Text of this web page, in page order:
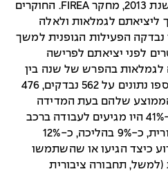
לגמלאות בפינלנד שהחל בשנת 2013, מחקר FIREA. החוקרים
ליציאתם לגמלאות ולאלה
הפעילות הגופנית למשך
לפני יציאתם לפרישה
לגמלאות בהפרש של שנה בין
שתי המדידות. בסך הכל נאספו נתונים על 562 נבדקים, 476
הגיל הממוצע שלהם בעת המדידה
הראשונה היה 63.3 שנים. כ-41% היו מגיעים לעבודה ברכב
פרטי, כ-20% בתחבורה ציבורית, כ-9% בהליכה, כ-12%
כיצד הגיעו או שהשתמשו
תחבורה ציבורית